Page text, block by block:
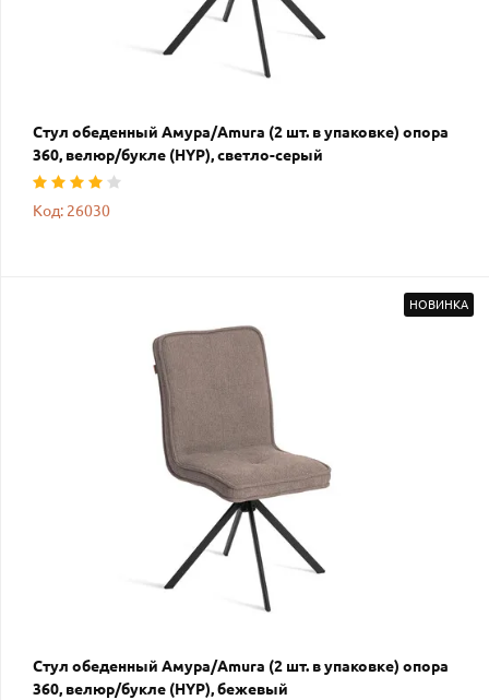
Стул обеденный Амура/Amura (2 шт. в упаковке) опора
360, велюр/букле (HYP), светло-серый
Код: 26030
НОВИНКА
Стул обеденный Амура/Amura (2 шт. в упаковке) опора
360, велюр/букле (HYP), бежевый